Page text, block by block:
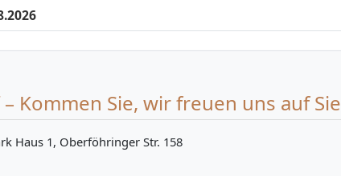
Kommen Sie, wir freuen uns auf Sie
Haus 1, Oberföhringer Str. 158